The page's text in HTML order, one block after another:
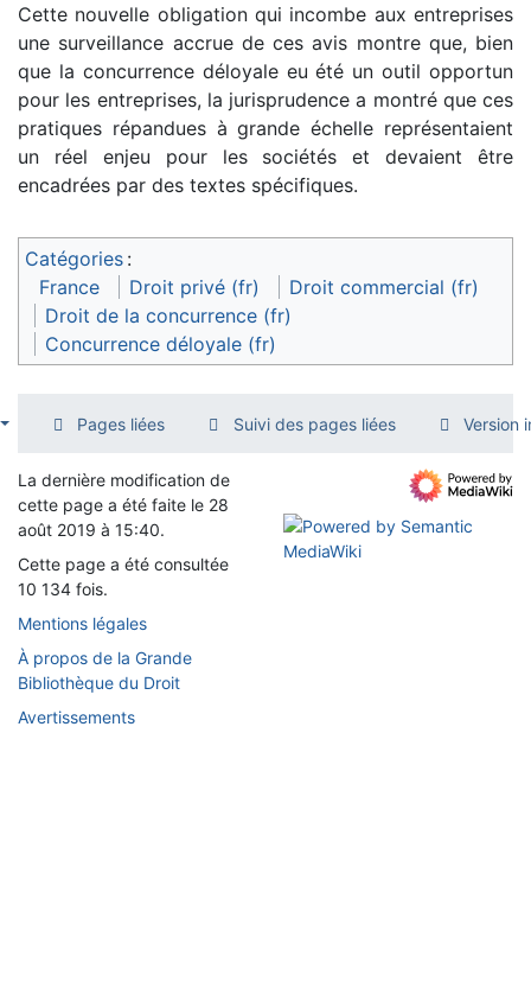
Cette nouvelle obligation qui incombe aux entreprises
une surveillance accrue de ces avis montre que, bien
que la concurrence déloyale eu été un outil opportun
pour les entreprises, la jurisprudence a montré que ces
pratiques répandues à grande échelle représentaient
un réel enjeu pour les sociétés et devaient être
encadrées par des textes spécifiques.
Catégories :
France
Droit privé (fr)
Droit commercial (fr)
Droit de la concurrence (fr)
Concurrence déloyale (fr)
Pages liées Suivi des pages liées Version
La dernière modification de
cette page a été faite le 28
août 2019 à 15:40.
Cette page a été consultée
10 134 fois.
Mentions légales
À propos de la Grande
Bibliothèque du Droit
Avertissements